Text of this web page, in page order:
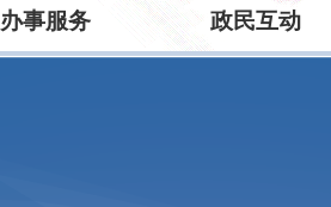
办事服务 政民互动